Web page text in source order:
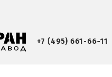
+7 (495) 661-66-11